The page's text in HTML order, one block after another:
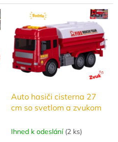
mořská a domácí.
Auto hasiči cisterna 27
cm so svetlom a zvukom
Ihned k odeslání (2 ks)